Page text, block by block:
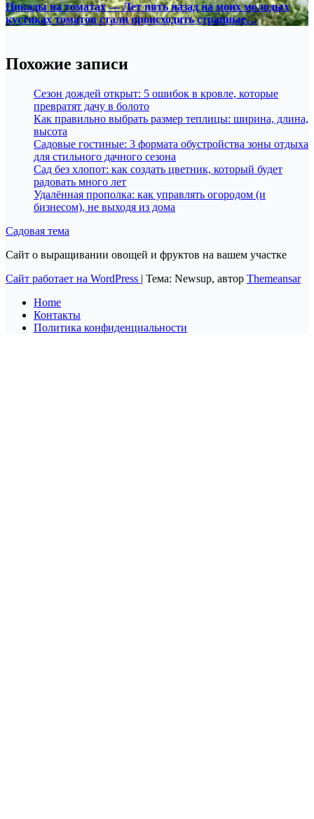
Цикады на томатах — Лет пять назад на моих молодых
кустиках томатов стали происходить странные…
Похожие записи
Сезон дождей открыт: 5 ошибок в кровле, которые
превратят дачу в болото
Как правильно выбрать размер теплицы: ширина, длина,
высота
Садовые гостиные: 3 формата обустройства зоны отдыха
для стильного дачного сезона
Сад без хлопот: как создать цветник, который будет
радовать много лет
Удалённая прополка: как управлять огородом (и
бизнесом), не выходя из дома
Садовая тема
Сайт о выращивании овощей и фруктов на вашем участке
Сайт работает на WordPress | Тема: Newsup, автор Themeansar
Home
Контакты
Политика конфиденциальности